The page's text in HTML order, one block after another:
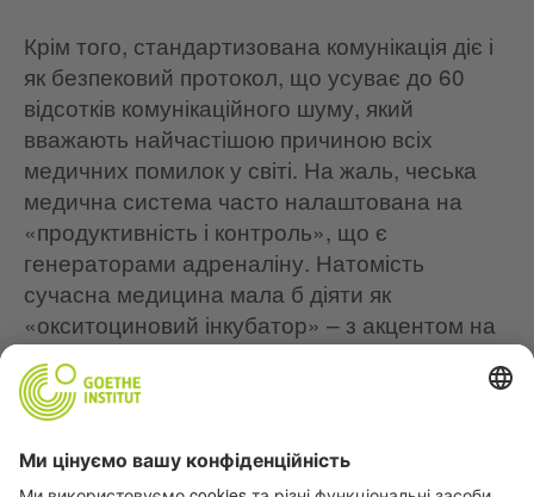
Крім того, стандартизована комунікація діє і
як безпековий протокол, що усуває до 60
відсотків комунікаційного шуму, який
вважають найчастішою причиною всіх
медичних помилок у світі. На жаль, чеська
медична система часто налаштована на
«продуктивність і контроль», що є
генераторами адреналіну. Натомість
сучасна медицина мала б діяти як
«окситоциновий інкубатор» – з акцентом на
спокій, тепло й відчуття безпеки, щоб
якомога швидше відновився гормональний
баланс, відповідальний за відновлення та
грудне вигодовування. Ігнорувати почуття
жінки в цей період – не менша